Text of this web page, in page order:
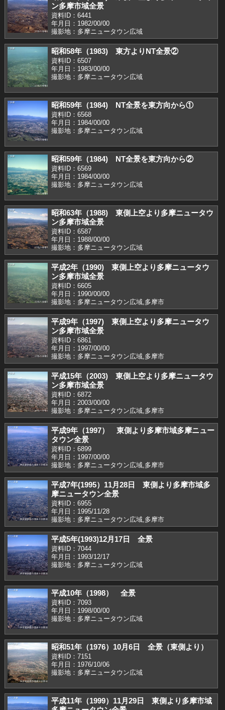
ン多摩市域全景
資料ID：6441
年月日：1982/00/00
撮影地：多摩ニュータウン広域
昭和58年（1983) 東方よりNT全景②
資料ID：6507
年月日：1983/00/00
撮影地：多摩ニュータウン広域
昭和59年（1984) NT全景を東方向から①
資料ID：6568
年月日：1984/00/00
撮影地：多摩ニュータウン広域
昭和59年（1984) NT全景を東方向から②
資料ID：6569
年月日：1984/00/00
撮影地：多摩ニュータウン広域
昭和63年（1988) 東側上空より多摩ニュータウ
ン多摩市域全景
資料ID：6587
年月日：1988/00/00
撮影地：多摩ニュータウン広域
平成2年（1990) 東側上空より多摩ニュータウ
ン多摩市域全景
資料ID：6605
年月日：1990/00/00
撮影地：多摩ニュータウン広域,多摩市
平成9年（1997) 東側上空より多摩ニュータウ
ン多摩市域全景
資料ID：6861
年月日：1997/00/00
撮影地：多摩ニュータウン広域,多摩市
平成15年（2003) 東側上空より多摩ニュータウ
ン多摩市域全景
資料ID：6872
年月日：2003/00/00
撮影地：多摩ニュータウン広域,多摩市
平成9年（1997） 東側より多摩市域多摩ニュー
タウン全景
資料ID：6899
年月日：1997/00/00
撮影地：多摩ニュータウン広域,多摩市
平成7年(1995）11月28日 東側より多摩市域多
摩ニュータウン全景
資料ID：6955
年月日：1995/11/28
撮影地：多摩ニュータウン広域,多摩市
平成5年(1993)12月17日 全景
資料ID：7044
年月日：1993/12/17
撮影地：多摩ニュータウン広域
平成10年（1998） 全景
資料ID：7093
年月日：1998/00/00
撮影地：多摩ニュータウン広域
昭和51年（1976）10月6日 全景（東側より）
資料ID：7151
年月日：1976/10/06
撮影地：多摩ニュータウン広域
平成11年（1999）11月29日 東側より多摩市域